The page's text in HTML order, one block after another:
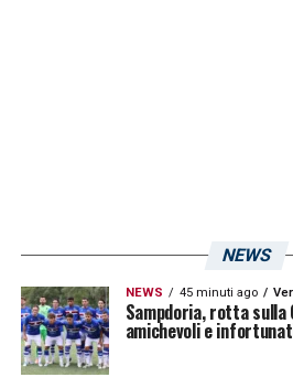
NEWS
NEWS 45 minuti ago
Sampdoria, rotta sulla
amichevoli e